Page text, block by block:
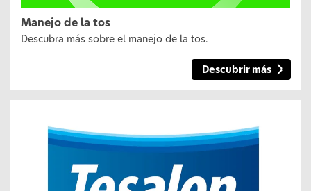
Manejo de la tos
Descubra más sobre el manejo de la tos.
Descubrir más